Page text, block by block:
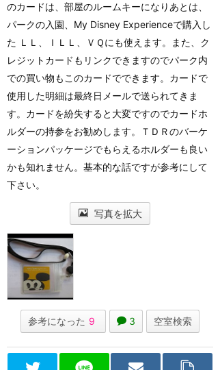
のカードは、部屋のルームキーになりあとは、
パークの入園、My Disney Experienceで購入し
た ＬＬ、ＩＬＬ、ＶＱにも使えます。また、ク
レジットカードもリンクできますのでパーク内
での買い物もこのカードでできます。カードで
使用した明細は最終日メールで送られてきま
す。カードを紛失すると大変ですのでカードホ
ルダーの持参をお勧めします。ＴＤＲのバーケ
ーションパッケージでもらえるホルダーも良い
かも知れません。基本的な話ですが参考にして
下さい。
写真を拡大
参考になった 9 3 空室検索